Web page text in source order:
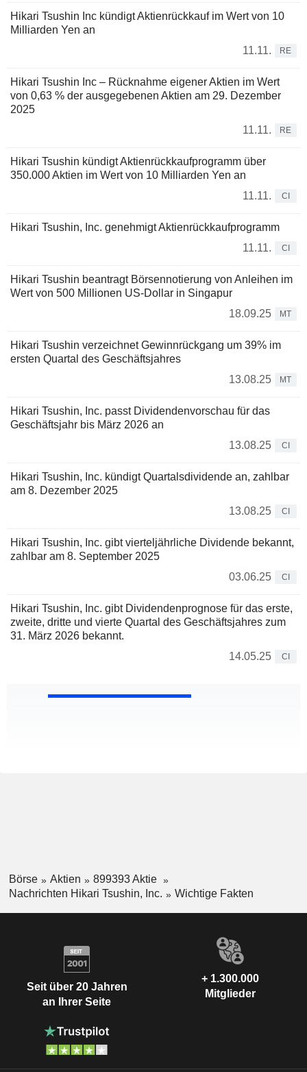
Hikari Tsushin Inc kündigt Aktienrückkauf im Wert von 10
Milliarden Yen an
11.11.
RE
Hikari Tsushin Inc – Rücknahme eigener Aktien im Wert
von 0,63 % der ausgegebenen Aktien am 29. Dezember
2025
11.11.
RE
Hikari Tsushin kündigt Aktienrückkaufprogramm über
350.000 Aktien im Wert von 10 Milliarden Yen an
11.11.
CI
Hikari Tsushin, Inc. genehmigt Aktienrückkaufprogramm
11.11.
CI
Hikari Tsushin beantragt Börsennotierung von Anleihen im
Wert von 500 Millionen US-Dollar in Singapur
18.09.25
MT
Hikari Tsushin verzeichnet Gewinnrückgang um 39% im
ersten Quartal des Geschäftsjahres
13.08.25
MT
Hikari Tsushin, Inc. passt Dividendenvorschau für das
Geschäftsjahr bis März 2026 an
13.08.25
CI
Hikari Tsushin, Inc. kündigt Quartalsdividende an, zahlbar
am 8. Dezember 2025
13.08.25
CI
Hikari Tsushin, Inc. gibt vierteljährliche Dividende bekannt,
zahlbar am 8. September 2025
03.06.25
CI
Hikari Tsushin, Inc. gibt Dividendenprognose für das erste,
zweite, dritte und vierte Quartal des Geschäftsjahres zum
31. März 2026 bekannt.
14.05.25
CI
Börse Aktien
899393 Aktie
Nachrichten Hikari Tsushin, Inc.
Wichtige Fakten
Seit über 20 Jahren
an Ihrer Seite
+ 1.300.000
Mitglieder